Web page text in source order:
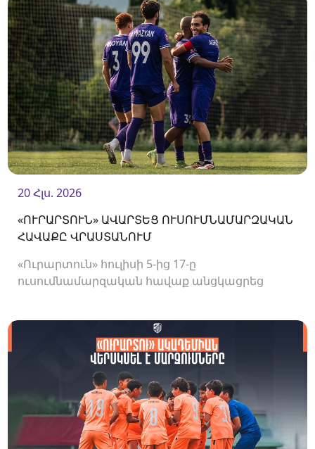
20 Հլս. 2026
«ՈՒՐԱՐՏՈՒՆ» ԱՎԱՐՏԵՑ ՈՒՍՈՒՄՆԱՄԱՐԶԱԿԱՆ
ՀԱՎԱՔԸ ՎՐԱՍՏԱՆՈՒՄ
«Ուրարտուն» հուլիսի 5-ից 17-ը
ուսումնամարզական հավաք անցկացրեց